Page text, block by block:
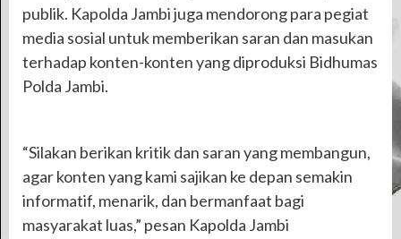
publik. Kapolda Jambi juga mendorong para pegiat
media sosial untuk memberikan saran dan masukan
terhadap konten-konten yang diproduksi Bidhumas
Polda Jambi.
“Silakan berikan kritik dan saran yang membangun,
agar konten yang kami sajikan ke depan semakin
informatif, menarik, dan bermanfaat bagi
masyarakat luas,” pesan Kapolda Jambi